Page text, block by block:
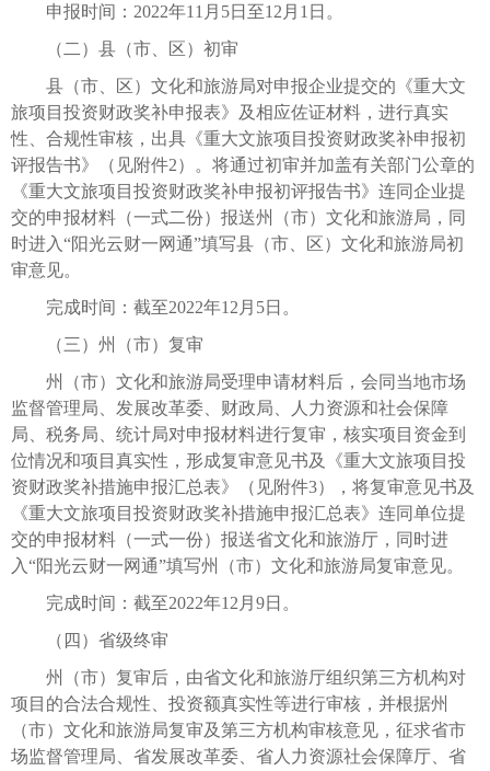
申报时间：2022年11月5日至12月1日。
（二）县（市、区）初审
县（市、区）文化和旅游局对申报企业提交的《重大文
旅项目投资财政奖补申报表》及相应佐证材料，进行真实
性、合规性审核，出具《重大文旅项目投资财政奖补申报初
评报告书》（见附件2）。将通过初审并加盖有关部门公章的
《重大文旅项目投资财政奖补申报初评报告书》连同企业提
交的申报材料（一式二份）报送州（市）文化和旅游局，同
时进入“阳光云财一网通”填写县（市、区）文化和旅游局初
审意见。
完成时间：截至2022年12月5日。
（三）州（市）复审
州（市）文化和旅游局受理申请材料后，会同当地市场
监督管理局、发展改革委、财政局、人力资源和社会保障
局、税务局、统计局对申报材料进行复审，核实项目资金到
位情况和项目真实性，形成复审意见书及《重大文旅项目投
资财政奖补措施申报汇总表》（见附件3），将复审意见书及
《重大文旅项目投资财政奖补措施申报汇总表》连同单位提
交的申报材料（一式一份）报送省文化和旅游厅，同时进
入“阳光云财一网通”填写州（市）文化和旅游局复审意见。
完成时间：截至2022年12月9日。
（四）省级终审
州（市）复审后，由省文化和旅游厅组织第三方机构对
项目的合法合规性、投资额真实性等进行审核，并根据州
（市）文化和旅游局复审及第三方机构审核意见，征求省市
场监督管理局、省发展改革委、省人力资源社会保障厅、省